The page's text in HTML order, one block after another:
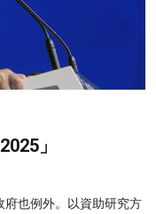
」
也例外。以資助研究方